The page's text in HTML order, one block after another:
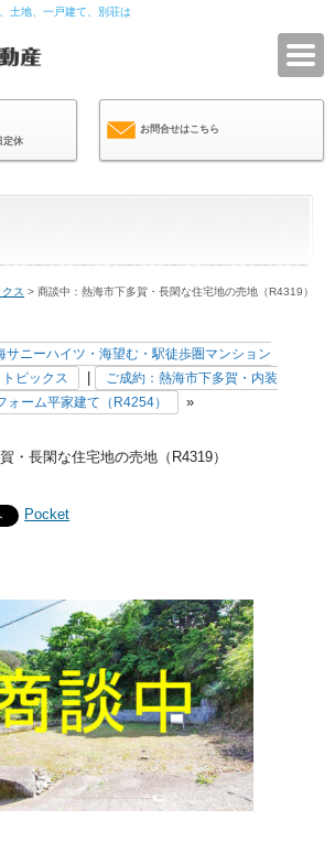
土地、一戸建て、別荘は
定休
お問合せはこちら
クス > 商談中：熱海市下多賀・長閑な住宅地の売地（R4319）
サニーハイツ・海望む・駅徒歩圏マンション
トピックス
ご成約：熱海市下多賀・内装
ォーム平家建て（R4254）
»
・長閑な住宅地の売地（R4319）
Pocket